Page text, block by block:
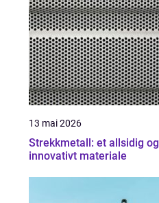
13 mai 2026
Strekkmetall: et allsidig og
innovativt materiale